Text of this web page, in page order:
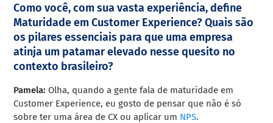
Como você, com sua vasta experiência, define
Maturidade em Customer Experience? Quais são
os pilares essenciais para que uma empresa
atinja um patamar elevado nesse quesito no
contexto brasileiro?
Pamela:Olha, quando a gente fala de maturidade em
Customer Experience, eu gosto de pensar que não é só
sobre ter uma área de CX ou aplicar um NPS.